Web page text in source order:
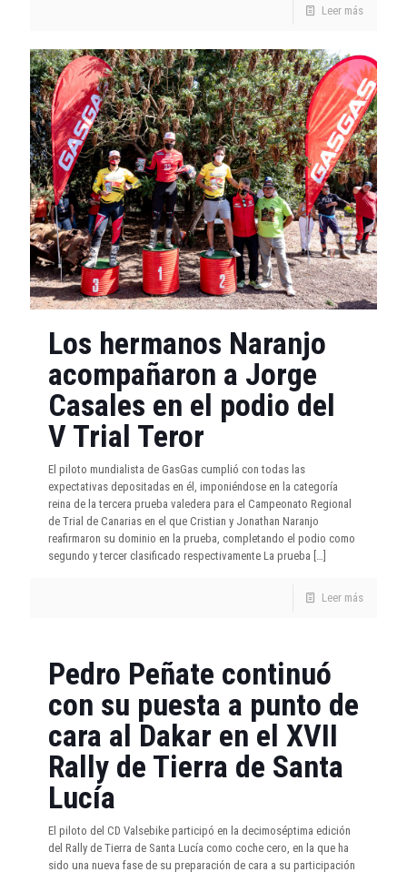
Leer más
Los hermanos Naranjo
acompañaron a Jorge
Casales en el podio del
V Trial Teror
El piloto mundialista de GasGas cumplió con todas las
expectativas depositadas en él, imponiéndose en la categoría
reina de la tercera prueba valedera para el Campeonato Regional
de Trial de Canarias en el que Cristian y Jonathan Naranjo
reafirmaron su dominio en la prueba, completando el podio como
segundo y tercer clasificado respectivamente La prueba […]
Leer más
Pedro Peñate continuó
con su puesta a punto de
cara al Dakar en el XVII
Rally de Tierra de Santa
Lucía
El piloto del CD Valsebike participó en la decimoséptima edición
del Rally de Tierra de Santa Lucía como coche cero, en la que ha
sido una nueva fase de su preparación de cara a su participación